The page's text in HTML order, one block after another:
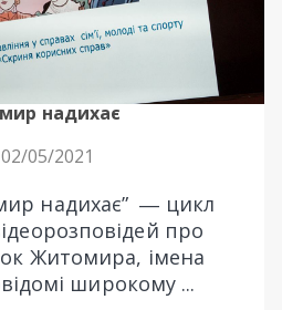
надихає
02/05/2021
надихає” ― цикл
про
Житомира, імена
широкому ...